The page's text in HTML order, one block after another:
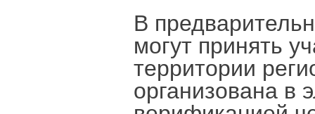
В
могут принять
территории
организована в